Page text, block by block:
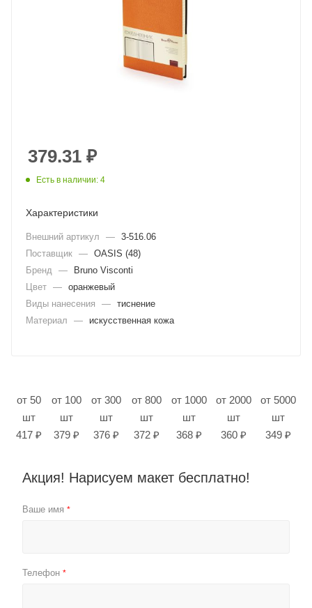
379.31 ₽
Есть в наличии: 4
Характеристики
Внешний артикул — 3-516.06
Поставщик — OASIS (48)
Бренд
—
Bruno Visconti
Цвет — оранжевый
Виды нанесения
— тиснение
Материал
— искусственная кожа
от 50
шт
417 ₽
от 100
шт
379 ₽
от 300
шт
376 ₽
от 800
шт
372 ₽
от 1000
шт
368 ₽
от 2000
шт
360 ₽
от 5000
шт
349 ₽
Акция! Нарисуем макет бесплатно!
Ваше имя *
Телефон *